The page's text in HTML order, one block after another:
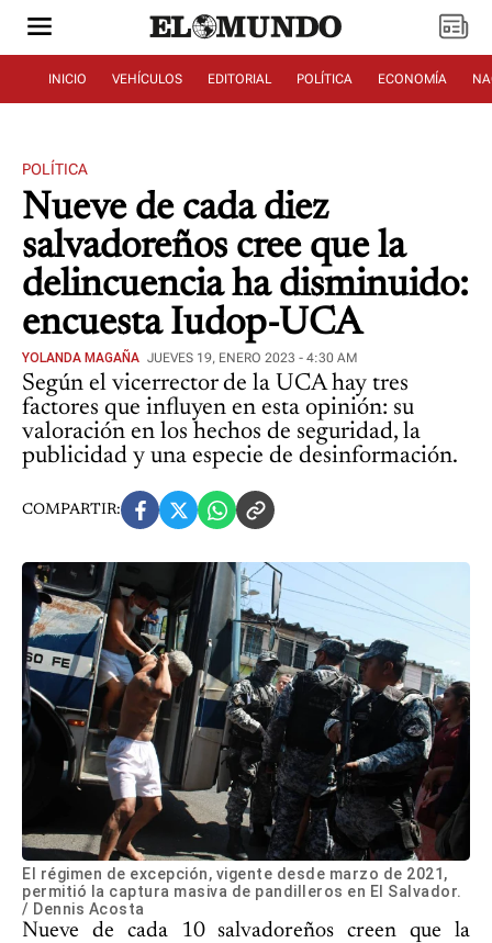
INICIO VEHÍCULOS EDITORIAL POLÍTICA ECONOMÍA
POLÍTICA
Nueve de cada diez
salvadoreños cree que la
delincuencia ha disminuido:
encuesta Iudop-UCA
YOLANDA MAGAÑA JUEVES 19, ENERO 2023 - 4:30 AM
Según el vicerrector de la UCA hay tres
factores que influyen en esta opinión: su
valoración en los hechos de seguridad, la
publicidad y una especie de desinformación.
COMPARTIR:
El régimen de excepción, vigente desde marzo de 2021,
permitió la captura masiva de pandilleros en El Salvador.
/ Dennis Acosta
Nueve de cada 10 salvadoreños creen que la